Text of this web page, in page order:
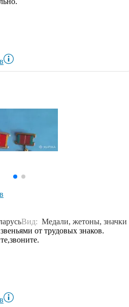
Вид: Медали, жетоны, значки
от трудовых знаков.